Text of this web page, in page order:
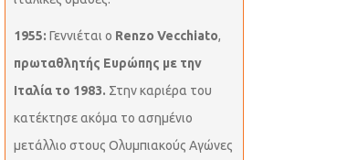
1955: Γεννιέται ο Renzo Vecchiato,
πρωταθλητής Ευρώπης με την
Ιταλία το 1983. Στην καριέρα του
κατέκτησε ακόμα το ασημένιο
μετάλλιο στους Ολυμπιακούς Αγώνες